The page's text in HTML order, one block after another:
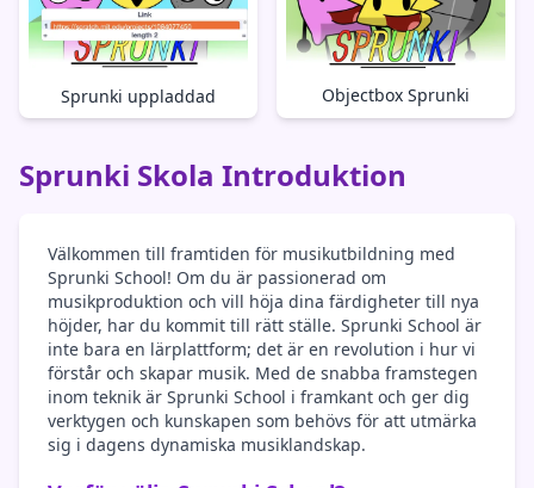
Sprunki uppladdad Objectbox Sprunki
Sprunki Skola Introduktion
Välkommen till framtiden för musikutbildning med
Sprunki School! Om du är passionerad om
musikproduktion och vill höja dina färdigheter till nya
höjder, har du kommit till rätt ställe. Sprunki School är
inte bara en lärplattform; det är en revolution i hur vi
förstår och skapar musik. Med de snabba framstegen
inom teknik är Sprunki School i framkant och ger dig
verktygen och kunskapen som behövs för att utmärka
sig i dagens dynamiska musiklandskap.